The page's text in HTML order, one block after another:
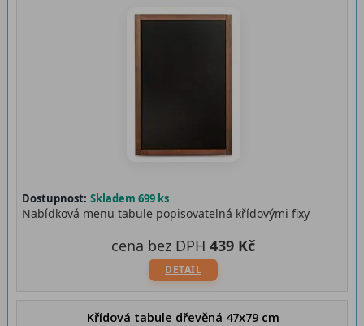
Dostupnost: Skladem 699 ks
Nabídková menu tabule popisovatelná křídovými fixy
DETAIL
cena bez DPH 439 Kč
Křídová tabule dřevěná 47x79 cm